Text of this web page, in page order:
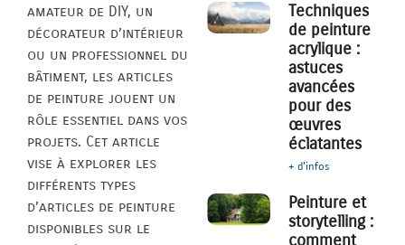
amateur de DIY, un
décorateur d’intérieur
ou un professionnel du
bâtiment, les articles
de peinture jouent un
rôle essentiel dans vos
projets. Cet article
vise à explorer les
différents types
d’articles de peinture
disponibles sur le
Techniques
de peinture
acrylique :
astuces
avancées
pour des
œuvres
éclatantes
+ d'infos
Peinture et
storytelling :
comment